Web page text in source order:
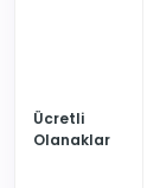
Ücretli
Olanaklar